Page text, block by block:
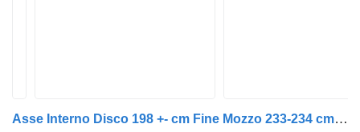
Asse Interno Disco 198 +- cm Fine Mozzo 233-234 cm per rimorchio BPW